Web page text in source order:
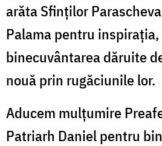
arăta Sfinților
Palama pentru
binecuvântarea dăruite
nouă prin rugăciunile lor.
Aducem mulțumire
Patriarh Daniel pentru